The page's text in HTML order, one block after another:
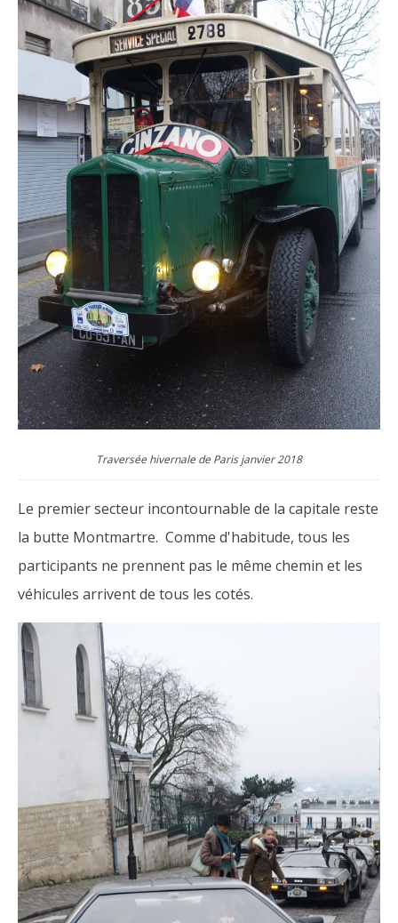
Traversée hivernale de Paris janvier 2018
Le premier secteur incontournable de la capitale reste
la butte Montmartre. Comme d'habitude, tous les
participants ne prennent pas le même chemin et les
véhicules arrivent de tous les cotés.